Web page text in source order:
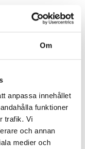
Om
anpassa innehållet
funktioner
trafik. Vi
och annan
medier och